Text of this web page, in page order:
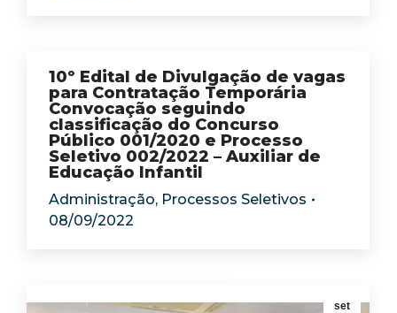
10º Edital de Divulgação de vagas
para Contratação Temporária
Convocação seguindo
classificação do Concurso
Público 001/2020 e Processo
Seletivo 002/2022 – Auxiliar de
Educação Infantil
Administração, Processos Seletivos
08/09/2022
set